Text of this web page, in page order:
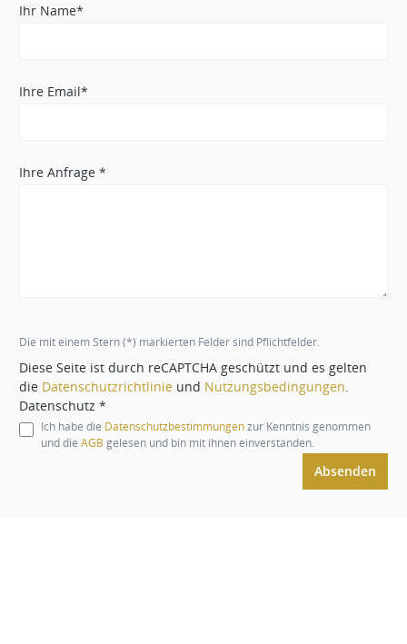
Ihr Name*
Ihre Email*
Ihre Anfrage *
Die mit einem Stern (*) markierten Felder sind Pflichtfelder.
Diese Seite ist durch reCAPTCHA geschützt und es gelten
die Datenschutzrichtlinie und Nutzungsbedingungen
Datenschutz *
Ich habe die Datenschutzbestimmungenzur Kenntnis genommen
und die AGB gelesen und bin mit ihnen einverstanden.
Absenden